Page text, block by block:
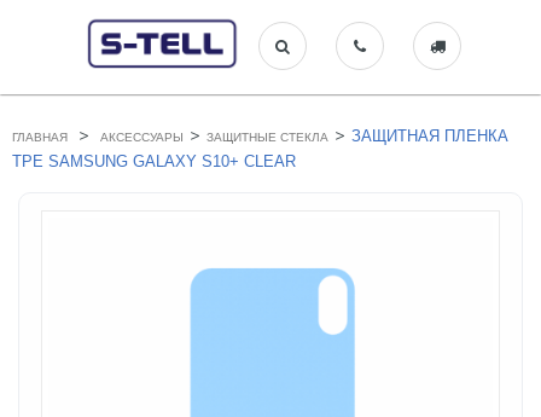
ГЛАВНАЯ > АКСЕССУАРЫ > ЗАЩИТНЫЕ СТЕКЛА > ЗАЩИТНАЯ ПЛЕНКА
TPE SAMSUNG GALAXY S10+ CLEAR